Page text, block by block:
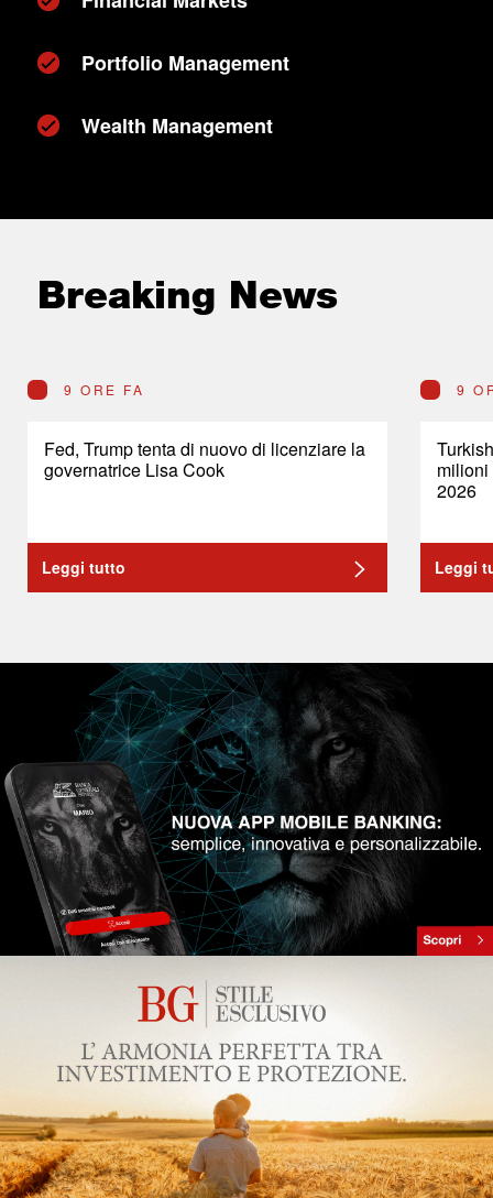
Portfolio Management
Wealth Management
Breaking News
9 ORE FA
Fed, Trump tenta di nuovo di licenziare la
governatrice Lisa Cook
Leggi tutto
9
2026
Leggi